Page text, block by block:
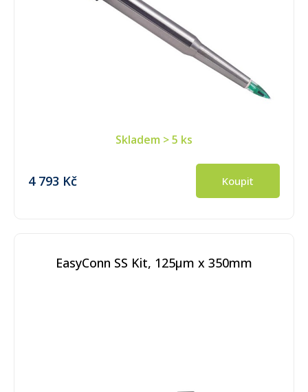
Skladem > 5 ks
4 793 Kč Koupit
EasyConn SS Kit, 125µm x 350mm